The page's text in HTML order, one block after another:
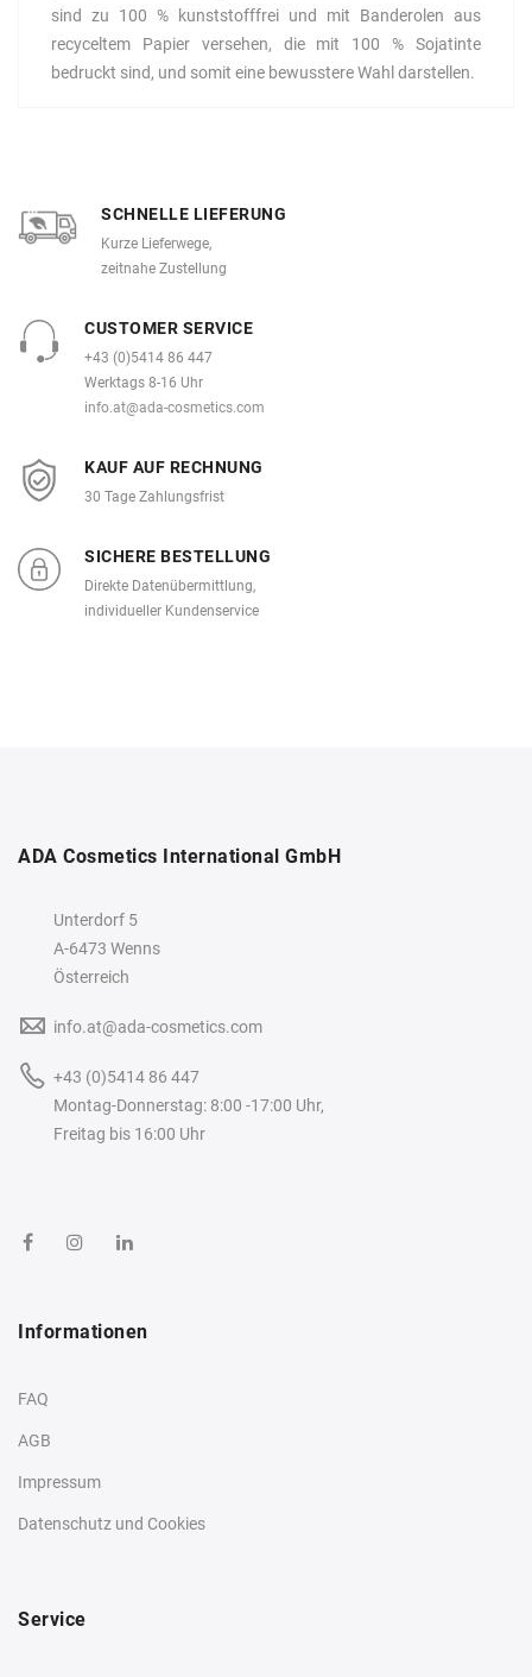
sind zu 100 % kunststofffrei und mit Banderolen aus
recyceltem Papier versehen, die mit 100 % Sojatinte
bedruckt sind, und somit eine bewusstere Wahl darstellen.
SCHNELLE LIEFERUNG
Kurze Lieferwege,
zeitnahe Zustellung
CUSTOMER SERVICE
+43 (0)5414 86 447
Werktags 8-16 Uhr
info.at@ada-cosmetics.com
KAUF AUF RECHNUNG
30 Tage Zahlungsfrist
SICHERE BESTELLUNG
Direkte Datenübermittlung,
individueller Kundenservice
ADA Cosmetics International GmbH
Unterdorf 5
A-6473 Wenns
Österreich
info.at@ada-cosmetics.com
+43 (0)5414 86 447
Montag-Donnerstag: 8:00 -17:00 Uhr,
Freitag bis 16:00 Uhr
Informationen
FAQ
AGB
Impressum
Datenschutz und Cookies
Service